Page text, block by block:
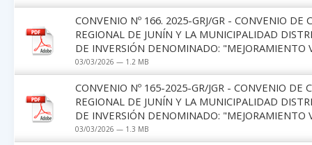
CONVENIO Nº 166. 2025-GRJ/GR - CONVENIO
REGIONAL DE JUNÍN Y LA MUNICIPALIDAD
DE INVERSIÓN DENOMINADO: "MEJORAMIENTO
03/03/2026 — 1.2 MB
CONVENIO Nº 165-2025-GR/JGR - CONVENIO DE
REGIONAL DE JUNÍN Y LA MUNICIPALIDAD
DE INVERSIÓN DENOMINADO: "MEJORAMIENTO
03/03/2026 — 1.3 MB